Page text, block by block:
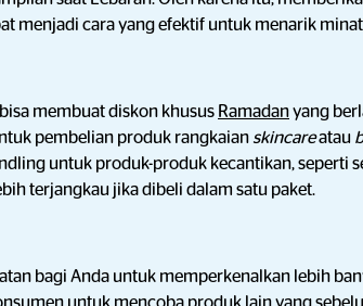
menjadi cara yang efektif untuk menarik
membuat diskon khusus Ramadanyang
pembelian produk rangkaian skincareatau
untuk produk-produk kecantikan, seperti
terjangkau jika dibeli dalam satu paket.
bagi Anda untuk memperkenalkan lebih